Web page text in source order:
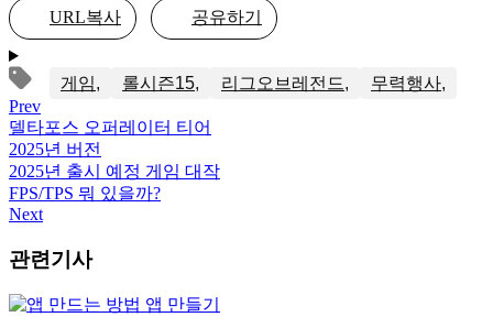
URL복사 공유하기
게임 롤시즌15 리그오브레전드
무력행사
Prev
델타포스 오퍼레이터 티어
2025년 버전
2025년 출시 예정 게임 대작
FPS/TPS 뭐 있을까?
Next
관련기사